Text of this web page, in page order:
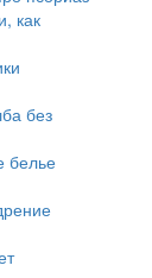
как
без
белье